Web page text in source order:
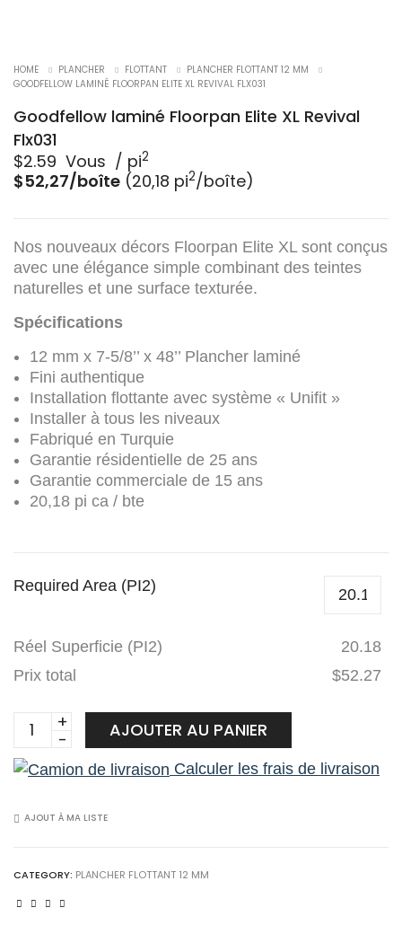
HOME PLANCHER FLOTTANT
PLANCHER FLOTTANT 12 MM
GOODFELLOW LAMINÉ FLOORPAN ELITE XL REVIVAL FLX031
Goodfellow laminé Floorpan Elite XL Revival
Flx031
$2.59 ​ Vous ​ / pi2
$52,27/boîte (20,18 pi2/boîte)
Nos nouveaux décors Floorpan Elite XL sont conçus
avec une élégance simple combinant des teintes
naturelles et une surface texturée.
Spécifications
12 mm x 7-5/8’’ x 48’’ Plancher laminé
Fini authentique
Installation flottante avec système « Unifit »
Installer à tous les niveaux
Fabriqué en Turquie
Garantie résidentielle de 25 ans
Garantie commerciale de 15 ans
20,18 pi ca / bte
Required Area (PI2)
Réel Superficie (PI2)
20.18
Prix total
$52.27
Goodfellow
laminé
Floorpan
XL
Flx031
AJOUTER AU PANIER
Calculer les frais de livraison
AJOUT À MA LISTE
CATEGORY: PLANCHER FLOTTANT 12 MM